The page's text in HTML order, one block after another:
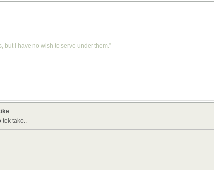
but I have no wish to serve under them.”
tek tako..